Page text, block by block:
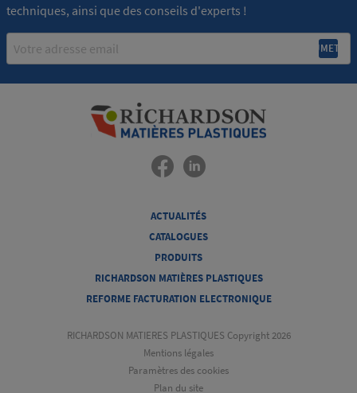
techniques, ainsi que des conseils d'experts !
Email
ACTUALITÉS
CATALOGUES
PRODUITS
RICHARDSON MATIÈRES PLASTIQUES
REFORME FACTURATION ELECTRONIQUE
RICHARDSON MATIERES PLASTIQUES Copyright 2026
Mentions légales
Paramètres des cookies
Plan du site